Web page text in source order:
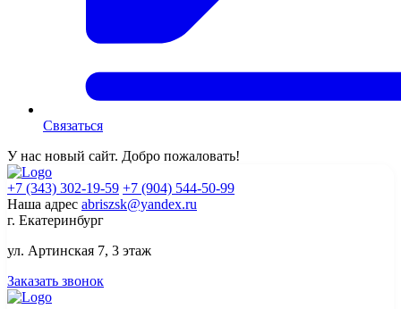
Связаться
У нас новый сайт. Добро пожаловать!
+7 (343) 302-19-59 +7 (904) 544-50-99
Наша адрес abriszsk@yandex.ru
г. Екатеринбург
ул. Артинская 7, 3 этаж
Заказать звонок